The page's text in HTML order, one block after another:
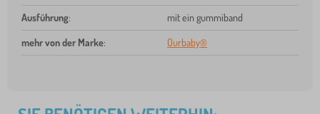
Ausführung: mit ein gummiband
mehr von der Marke: Ourbaby®